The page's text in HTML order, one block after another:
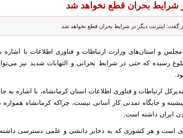
شرایط بحران قطع نخواهد شد
گفت: اینترنت دیگر در شرایط بحران قطع نخواهد شد.
و استان‌های وزارت ارتباطات و فناوری اطلاعات با اشاره
رسیده که حتی در شرایط بحرانی و التهابات شدید نیز
ارتباطات و فناوری اطلاعات استان کرمانشاه، با اشاره به
و جایگاه تمدنی کار آسانی نیست، چراکه کرمانشاه همواره
ایران داشته است.
است و هر کشوری که به ذخایر دانشی و علمی دسترسی